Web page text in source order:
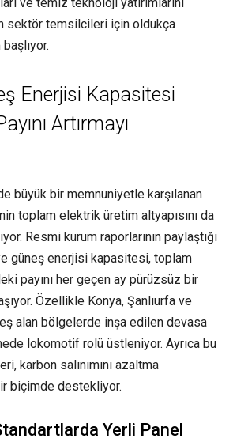
sektör temsilcileri için oldukça
Enerjisi Kapasitesi
Artırmayı
büyük bir memnuniyetle karşılanan
toplam elektrik üretim altyapısını da
Resmi kurum raporlarının paylaştığı
güneş enerjisi kapasitesi, toplam
payını her geçen ay pürüzsüz bir
Özellikle Konya, Şanlıurfa ve
alan bölgelerde inşa edilen devasa
lokomotif rolü üstleniyor. Ayrıca bu
karbon salınımını azaltma
biçimde destekliyor.
Yerli Panel